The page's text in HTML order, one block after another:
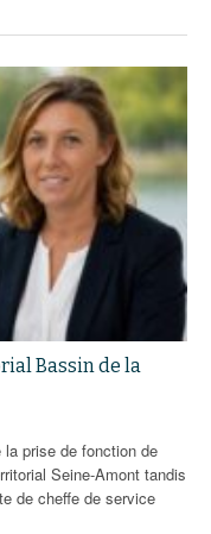
Bassin de la
prise de fonction de
Seine-Amont tandis
de cheffe de service